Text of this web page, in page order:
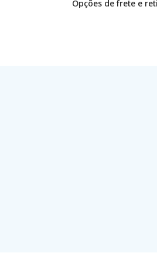
Opções de frete e